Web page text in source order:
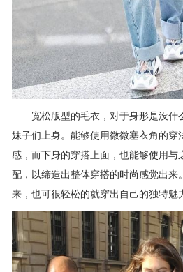
宽松版型的毛衣，对于身形是没什
妹子们上身。能够使用微微塞衣角的穿
感，而下身的穿搭上面，也能够使用与
配，以缔造出整体穿搭的时尚感觉出来
来，也可很轻松的就穿出自己的独特魅